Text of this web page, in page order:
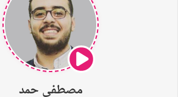
مصطفى حمد